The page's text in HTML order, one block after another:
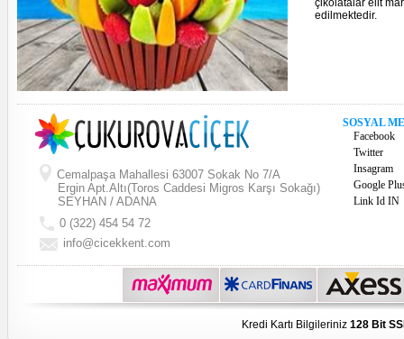
çikolatalar elit
edilmektedir.
Cemalpaşa Mahallesi 63007 Sokak No 7/A
Ergin Apt.Altı(Toros Caddesi Migros Karşı Sokağı)
SEYHAN / ADANA
0 (322) 454 54 72
info@cicekkent.com
SOSYAL
Facebook
Twitter
Insagram
Google
Link Id IN
Kredi Kartı Bilgileriniz 128 Bit